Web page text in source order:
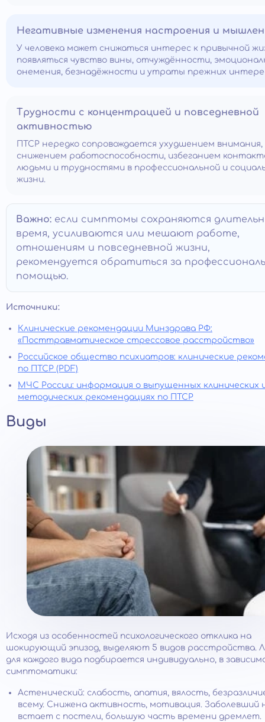
Негативные изменения настроения и
У человека может снижаться интерес к привычной
появляться чувство вины, отчуждённости,
онемения, безнадёжности и утраты прежних
Трудности с концентрацией и повседневной
активностью
ПТСР нередко сопровождается ухудшением внимания,
снижением работоспособности, избеганием
людьми и трудностями в профессиональной и
жизни.
Важно: если симптомы сохраняются
время, усиливаются или мешают работе,
отношениям и повседневной жизни,
рекомендуется обратиться за
помощью.
Источники:
Клинические рекомендации Минздрава РФ:
«Посттравматическое стрессовое расстройство»
Российское общество психиатров: клинические
по ПТСР (PDF)
МЧС России: информация о выпущенных клинических
методических рекомендациях по ПТСР
Виды
Исходя из особенностей психологического отклика на
шокирующий эпизод, выделяют 5 видов расстройства.
для каждого вида подбирается индивидуально, в
симптоматики:
Астенический: слабость, апатия, вялость,
всему. Снижена активность, мотивация. Заболевший
встает с постели, большую часть времени дремлет.